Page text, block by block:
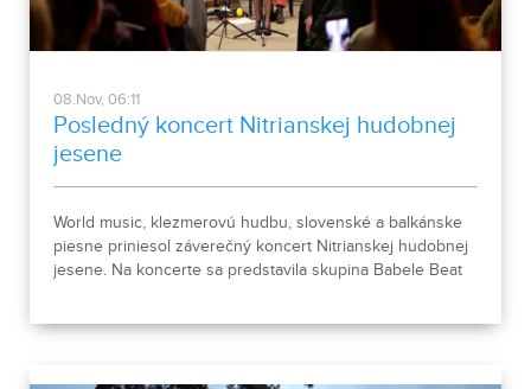
08.Nov, 06:11
Posledný koncert Nitrianskej hudobnej
jesene
World music, klezmerovú hudbu, slovenské a balkánske
piesne priniesol záverečný koncert Nitrianskej hudobnej
jesene. Na koncerte sa predstavila skupina Babele Beat